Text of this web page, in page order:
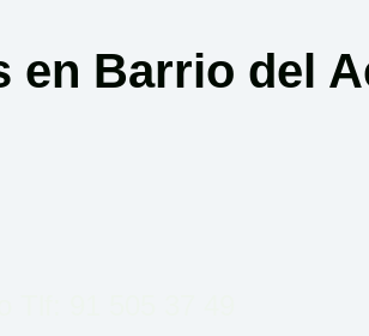
en Barrio del